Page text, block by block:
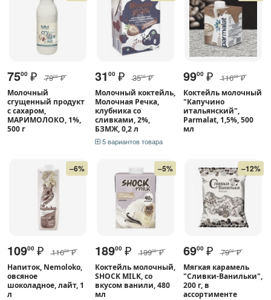
7500 ₽ 7900 ₽
Молочный
сгущенный продукт
с сахаром,
МАРИМОЛОКО, 1%,
500 г
3100 ₽ 3550 ₽
Молочный коктейль,
Молочная Речка,
клубника со
сливками, 2%,
БЗМЖ, 0,2 л
5 вариантов товара
9900 ₽ 11600 ₽
Коктейль молочный
"Капучино
итальянский",
Parmalat, 1,5%, 500
мл
–6%
10900 ₽ 11600 ₽
Напиток, Nemoloko,
овсяное
шоколадное, лайт, 1
л
–5%
18900 ₽ 19900 ₽
Коктейль молочный,
SHOCK MILK, со
вкусом ванили, 480
мл
–12%
6900 ₽ 7900 ₽
Мягкая карамель
"Сливки-Ванильки",
200 г, в
ассортименте